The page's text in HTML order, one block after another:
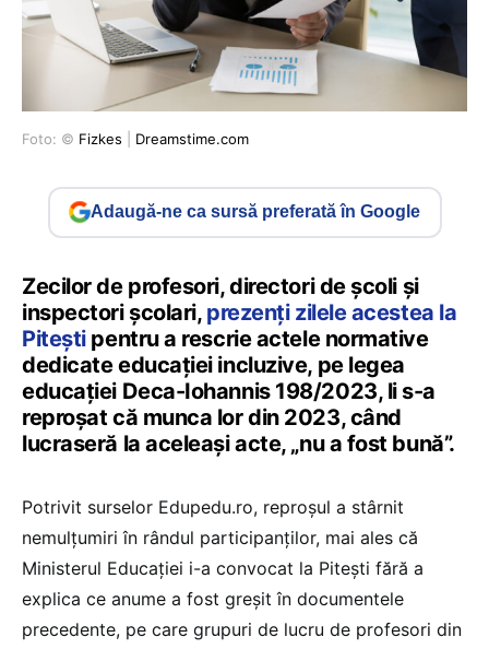
Foto: © Fizkes Dreamstime.com
Adaugă-ne ca sursă preferată în Google
Zecilor de profesori, directori de școli și
inspectori școlari, prezenți zilele acestea la
Piteștipentru a rescrie actele normative
dedicate educației incluzive, pe legea
educației Deca-Iohannis 198/2023, li s-a
reproșat că munca lor din 2023, când
lucraseră la aceleași acte, „nu a fost bună”.
Potrivit surselor Edupedu.ro, reproșul a stârnit
nemulțumiri în rândul participanților, mai ales că
Ministerul Educației i-a convocat la Pitești fără a
explica ce anume a fost greșit în documentele
precedente, pe care grupuri de lucru de profesori din